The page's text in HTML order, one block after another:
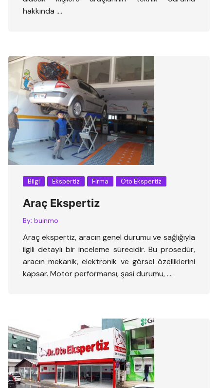
hakkında ….
Bilgi Ekspertiz Firma Oto Ekspertiz
Araç Ekspertiz
By: buinmo
Araç ekspertiz, aracın genel durumu ve sağlığıyla
ilgili detaylı bir inceleme sürecidir. Bu prosedür,
aracın mekanik, elektronik ve görsel özelliklerini
kapsar. Motor performansı, şasi durumu, ….